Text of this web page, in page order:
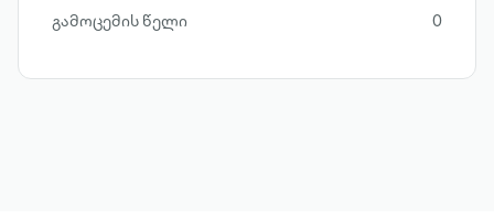
გამოცემის წელი
0